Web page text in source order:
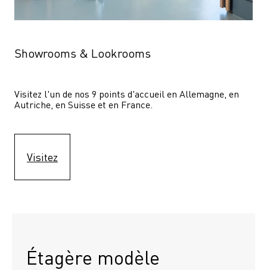
Showrooms & Lookrooms
Visitez l'un de nos 9 points d'accueil en Allemagne, en
Autriche, en Suisse et en France.
Visitez
Étagère modèle